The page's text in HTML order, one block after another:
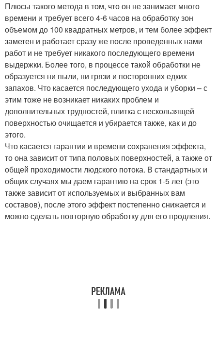
Плюсы такого метода в том, что он не занимает много
времени и требует всего 4-6 часов на обработку зон
объемом до 100 квадратных метров, и тем более эффект
заметен и работает сразу же после проведенных нами
работ и не требует никакого последующего времени
выдержки. Более того, в процессе такой обработки не
образуется ни пыли, ни грязи и посторонних едких
запахов. Что касается последующего ухода и уборки – с
этим тоже не возникает никаких проблем и
дополнительных трудностей, плитка с нескользящей
поверхностью очищается и убирается также, как и до
этого.
Что касается гарантии и времени сохранения эффекта,
то она зависит от типа половых поверхностей, а также от
общей проходимости людского потока. В стандартных и
общих случаях мы даем гарантию на срок 1-5 лет (это
также зависит от используемых и выбранных вам
составов), после этого эффект постепенно снижается и
можно сделать повторную обработку для его продления.